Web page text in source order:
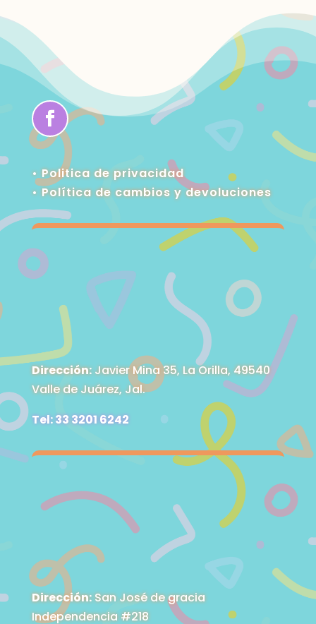
• Politica de privacidad
•Política de cambios y devoluciones
Dirección:Javier Mina 35, La Orilla, 49540
Valle de Juárez, Jal.
Tel: 33 3201 6242
Dirección:San José de gracia
Independencia #218